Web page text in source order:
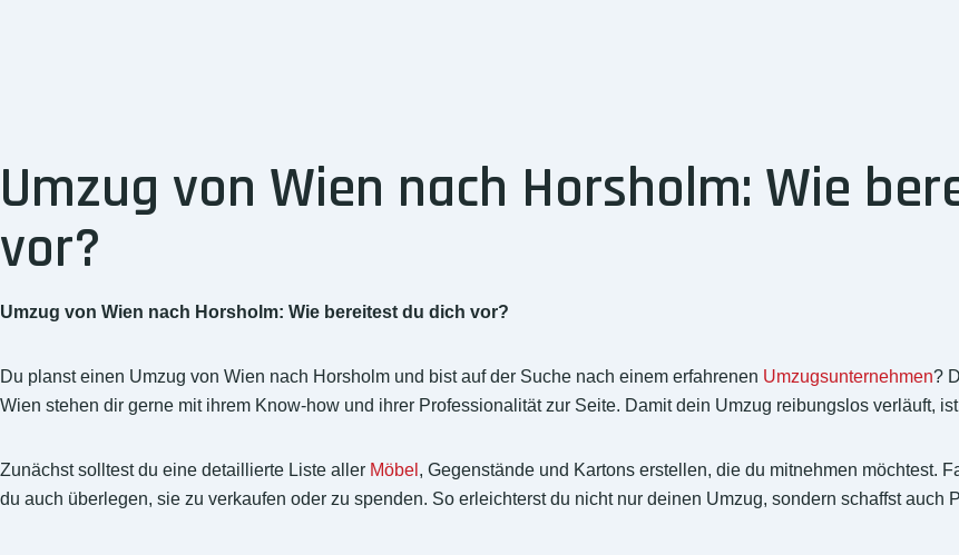
Umzug von Wien nach Horsholm: Wie
vor?
Umzug von Wien nach Horsholm: Wie bereitest du dich vor?
Du planst einen Umzug von Wien nach Horsholm und bist auf der Suche nach einem erfahrenen Umzugsunternehmen?
Wien stehen dir gerne mit ihrem Know-how und ihrer Professionalität zur Seite. Damit dein Umzug reibungslos verläuft,
Zunächst solltest du eine detaillierte Liste aller Möbel , Gegenstände und Kartons erstellen, die du mitnehmen möchtest.
du auch überlegen, sie zu verkaufen oder zu spenden. So erleichterst du nicht nur deinen Umzug, sondern schaffst auch